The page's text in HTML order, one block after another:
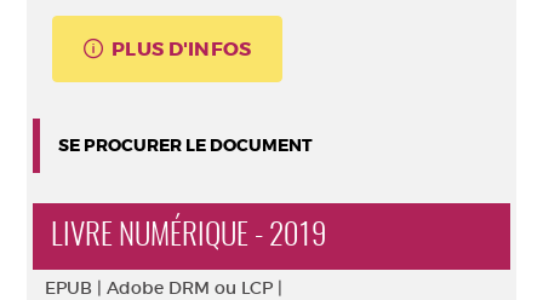
PLUS D'INFOS
SE PROCURER LE DOCUMENT
LIVRE NUMÉRIQUE - 2019
EPUB | Adobe DRM ou LCP |